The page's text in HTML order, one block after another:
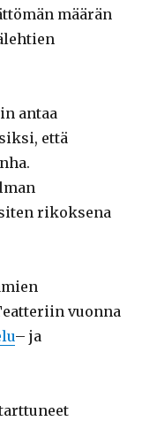
määrän
antaa
että
rikoksena
vuonna
– ja